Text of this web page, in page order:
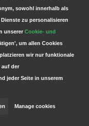
byWebdinge.nl
sowohl innerhalb als
zu personalisieren
unserer Cookie- und
um allen Cookies
wir nur funktionale
auf der
jeder Seite in unserem
Manage cookies